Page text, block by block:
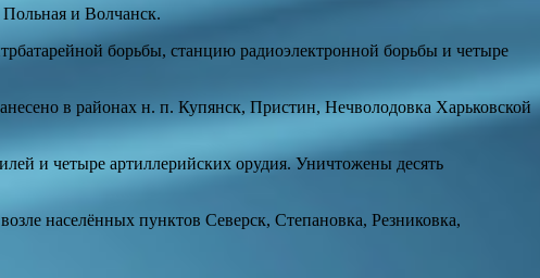
и Волчанск.
борьбы, станцию радиоэлектронной борьбы и четыре
в районах н. п. Купянск, Пристин, Нечволодовка Харьковской
и четыре артиллерийских орудия. Уничтожены десять
населённых пунктов Северск, Степановка, Резниковка,